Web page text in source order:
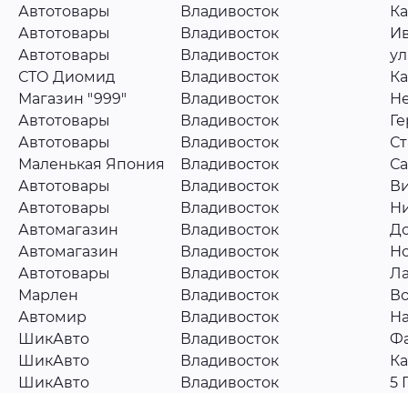
Автотовары
Владивосток
Автотовары
Владивосток
Автотовары
Владивосток
СТО Диомид
Владивосток
Магазин "999"
Владивосток
Автотовары
Владивосток
Автотовары
Владивосток
Маленькая Япония
Владивосток
Автотовары
Владивосток
Автотовары
Владивосток
Автомагазин
Владивосток
Автомагазин
Владивосток
Автотовары
Владивосток
Марлен
Владивосток
Автомир
Владивосток
ШикАвто
Владивосток
ШикАвто
Владивосток
ШикАвто
Владивосток
5